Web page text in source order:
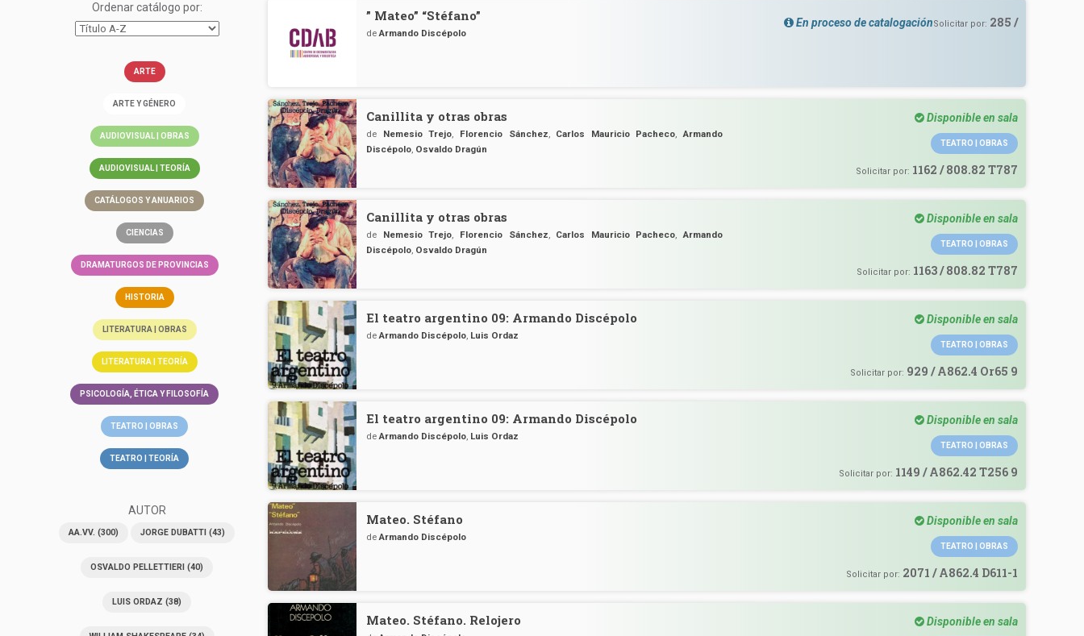
Ordenar catálogo por:
ARTE
ARTE Y GÉNERO
AUDIOVISUAL | OBRAS
AUDIOVISUAL | TEORÍA
CATÁLOGOS Y ANUARIOS
CIENCIAS
DRAMATURGOS DE PROVINCIAS
HISTORIA
LITERATURA | OBRAS
LITERATURA | TEORÍA
PSICOLOGÍA, ÉTICA Y FILOSOFÍA
TEATRO | OBRAS
TEATRO | TEORÍA
AUTOR
AA.VV. (300) JORGE DUBATTI (43)
OSVALDO PELLETTIERI (40)
LUIS ORDAZ (38)
” Mateo” “Stéfano”
deArmando Discépolo
En proceso de catalogaciónSolicitar por: 285 /
Canillita y otras obras
de Nemesio Trejo, Florencio Sánchez, Carlos Mauricio Pacheco,Armando
Discépolo, Osvaldo Dragún
Disponible en sala
TEATRO | OBRAS
Solicitar por: 1162 / 808.82 T787
Canillita y otras obras
de Nemesio Trejo, Florencio Sánchez, Carlos Mauricio Pacheco,Armando
Discépolo, Osvaldo Dragún
Disponible en sala
TEATRO | OBRAS
Solicitar por: 1163 / 808.82 T787
El teatro argentino 09: Armando Discépolo
deArmando Discépolo, Luis Ordaz
Disponible en sala
TEATRO | OBRAS
Solicitar por: 929 / A862.4 Or65 9
El teatro argentino 09: Armando Discépolo
deArmando Discépolo, Luis Ordaz
Disponible en sala
TEATRO | OBRAS
Solicitar por: 1149 / A862.42 T256 9
Mateo. Stéfano
deArmando Discépolo
Disponible en sala
TEATRO | OBRAS
Solicitar por: 2071 / A862.4 D611-1
Mateo. Stéfano. Relojero Disponible en sala